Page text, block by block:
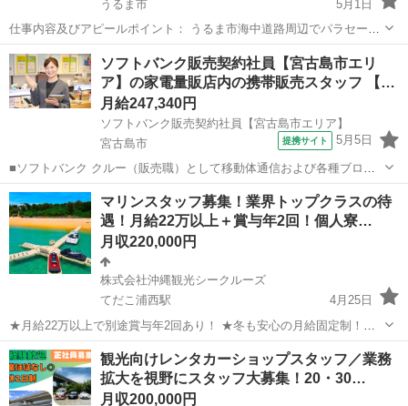
うるま市
5月1日
仕事内容及びアピールポイント： うるま市海中道路周辺でパラセーリ
ングと水上バイクを使用したマリンスポーツを行なっています。 【パ
ラセーリング】 船長＆船長候補 船長 35万から45万 船長見習い
23...
沖縄 うるま市 その他 船長
ソフトバンク販売契約社員【宮古島市エリ
ア】の家電量販店内の携帯販売スタッフ 【…
月給247,340円
ソフトバンク販売契約社員【宮古島市エリア】
宮古島市
提携サイト 5月5日
■ソフトバンク クルー（販売職）として移動体通信および各種ブロー
ドバンドサービスの提案・販売をお任せします。 【具体的な業務内
容】 ・スマートフォンなどの販売 ・新規加入やプラン変更の事務手続
き ・その他、各種商品・サービ...
沖縄 宮古島市 その他
マリンスタッフ募集！業界トップクラスの待
遇！月給22万以上＋賞与年2回！個人寮…
月収220,000円
株式会社沖縄観光シークルーズ
てだこ浦西駅
4月25日
★月給22万以上で別途賞与年2回あり！ ★冬も安心の月給固定制！閑
散期でも給与カットなし！ ★個人寮完備で家賃補助あり！ ★車の無料
レンタルあり！ ★年間115日休暇！トップクラスの待遇！ ----------...
沖縄 うるま市 てだこ浦西駅 業務
観光向けレンタカーショップスタッフ／業務
拡大を視野にスタッフ大募集！20・30…
月収200,000円